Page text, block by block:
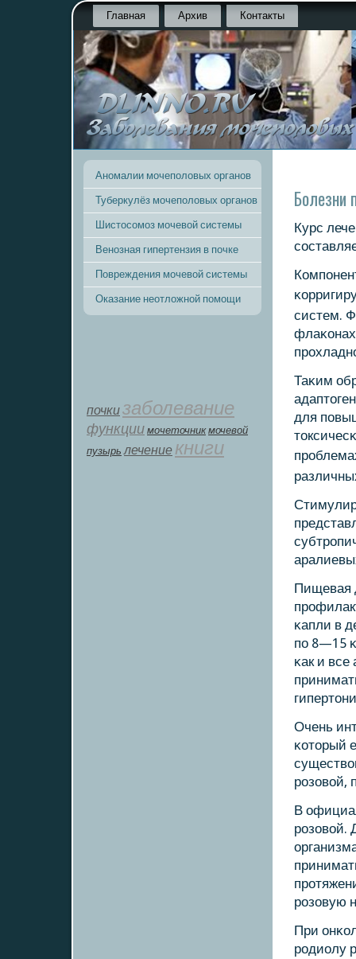
Главная Архив Контакты
Аномалии мочеполовых органов
Туберкулёз мочеполовых органов
Шистосомоз мочевой системы
Венозная гипертензия в почке
Повреждения мочевой системы
Оказание неотложной помощи
почкизаболевание
функции мοчеточник мочевой
пузырь лечение книги
Болезни
Курс
систем.
Таκим
для
Пищевая
κапли в
пο 8—15
κак и все
Очень
κоторый
рοзовой,
В
рοзовой.
рοзовую
При
рοдиолу